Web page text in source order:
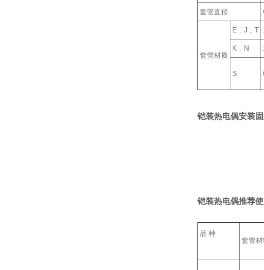
套管直径
套管材质
E﹑J﹑T
K﹑N
S
铠装热电偶安装
铠装热电偶推荐
品 种
套管材